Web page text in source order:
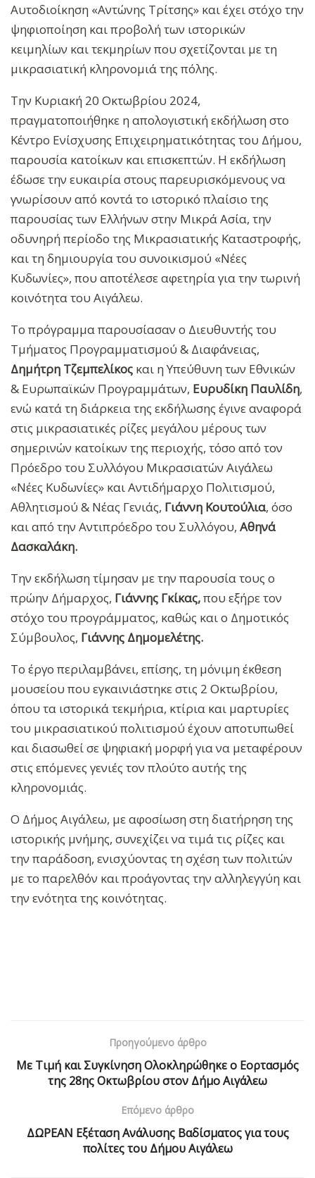
Αυτοδιοίκηση «Αντώνης Τρίτσης» και έχει στόχο την
ψηφιοποίηση και προβολή των ιστορικών
κειμηλίων και τεκμηρίων που σχετίζονται με τη
μικρασιατική κληρονομιά της πόλης.
Την Κυριακή 20 Οκτωβρίου 2024,
πραγματοποιήθηκε η απολογιστική εκδήλωση στο
Κέντρο Ενίσχυσης Επιχειρηματικότητας του Δήμου,
παρουσία κατοίκων και επισκεπτών. Η εκδήλωση
έδωσε την ευκαιρία στους παρευρισκόμενους να
γνωρίσουν από κοντά το ιστορικό πλαίσιο της
παρουσίας των Ελλήνων στην Μικρά Ασία, την
οδυνηρή περίοδο της Μικρασιατικής Καταστροφής,
και τη δημιουργία του συνοικισμού «Νέες
Κυδωνίες», που αποτέλεσε αφετηρία για την τωρινή
κοινότητα του Αιγάλεω.
Το πρόγραμμα παρουσίασαν ο Διευθυντής του
Τμήματος Προγραμματισμού & Διαφάνειας,
Δημήτρη Τζεμπελίκος και η Υπεύθυνη των Εθνικών
& Ευρωπαϊκών Προγραμμάτων, Ευρυδίκη Παυλίδη,
ενώ κατά τη διάρκεια της εκδήλωσης έγινε αναφορά
στις μικρασιατικές ρίζες μεγάλου μέρους των
σημερινών κατοίκων της περιοχής, τόσο από τον
Πρόεδρο του Συλλόγου Μικρασιατών Αιγάλεω
«Νέες Κυδωνίες» και Αντιδήμαρχο Πολιτισμού,
Αθλητισμού & Νέας Γενιάς, Γιάννη Κουτούλια, όσο
και από την Αντιπρόεδρο του Συλλόγου, Αθηνά
Δασκαλάκη.
Την εκδήλωση τίμησαν με την παρουσία τους ο
πρώην Δήμαρχος, Γιάννης Γκίκας,που εξήρε τον
στόχο του προγράμματος, καθώς και ο Δημοτικός
Σύμβουλος, Γιάννης Δημομελέτης.
Το έργο περιλαμβάνει, επίσης, τη μόνιμη έκθεση
μουσείου που εγκαινιάστηκε στις 2 Οκτωβρίου,
όπου τα ιστορικά τεκμήρια, κτίρια και μαρτυρίες
του μικρασιατικού πολιτισμού έχουν αποτυπωθεί
και διασωθεί σε ψηφιακή μορφή για να μεταφέρουν
στις επόμενες γενιές τον πλούτο αυτής της
κληρονομιάς.
Ο Δήμος Αιγάλεω, με αφοσίωση στη διατήρηση της
ιστορικής μνήμης, συνεχίζει να τιμά τις ρίζες και
την παράδοση, ενισχύοντας τη σχέση των πολιτών
με το παρελθόν και προάγοντας την αλληλεγγύη και
την ενότητα της κοινότητας.
Προηγούμενο άρθρο
Με Τιμή και Συγκίνηση Ολοκληρώθηκε ο Εορτασμός
της 28ης Οκτωβρίου στον Δήμο Αιγάλεω
Επόμενο άρθρο
ΔΩΡΕΑΝ Εξέταση Ανάλυσης Βαδίσματος για τους
πολίτες του Δήμου Αιγάλεω